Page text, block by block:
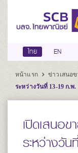
ไทย EN
หน้าแรก ข่าวเสนอ
ระหว่างวันที่ 13-19 ก.พ.
เปิดเสนอ
ระหว่างวั